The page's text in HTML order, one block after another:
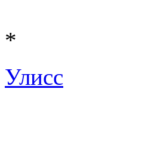
*
Улисс